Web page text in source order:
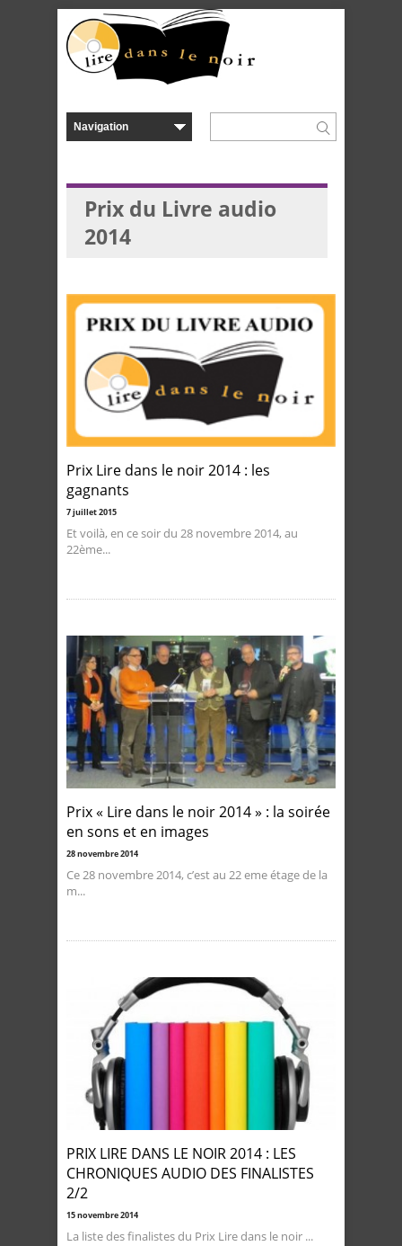
Prix du Livre audio
2014
Prix Lire dans le noir 2014 : les
gagnants
7 juillet 2015
Et voilà, en ce soir du 28 novembre 2014, au
22ème...
Prix « Lire dans le noir 2014 » : la soirée
en sons et en images
28 novembre 2014
Ce 28 novembre 2014, c’est au 22 eme étage de la
m...
PRIX LIRE DANS LE NOIR 2014 : LES
CHRONIQUES AUDIO DES FINALISTES
2/2
15 novembre 2014
La liste des finalistes du Prix Lire dans le noir ...